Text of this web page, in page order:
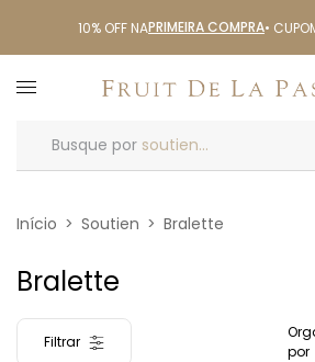
10% OFF NAPRIMEIRA COMPRA•
Busque por soutien...
Início > Soutien > Bralette
Bralette
Filtrar
por